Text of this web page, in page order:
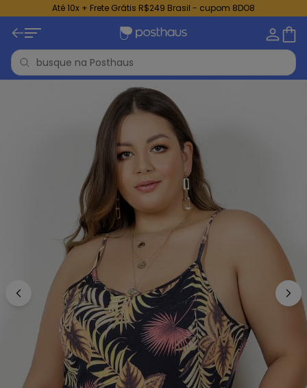
Até 10x + Frete Grátis R$249 Brasil - cupom 8DO8